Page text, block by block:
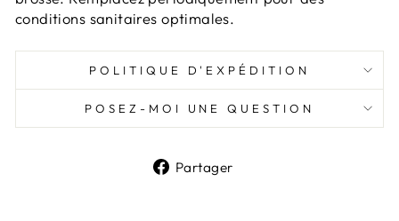
conditions sanitaires optimales.
POLITIQUE D'EXPÉDITION
POSEZ-MOI UNE QUESTION
Partager